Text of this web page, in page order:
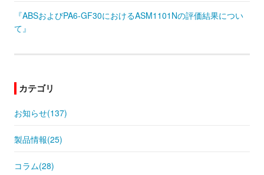
『ABSおよびPA6-GF30におけるASM1101Nの評価結果につい
て』
カテゴリ
お知らせ(137)
製品情報(25)
コラム(28)